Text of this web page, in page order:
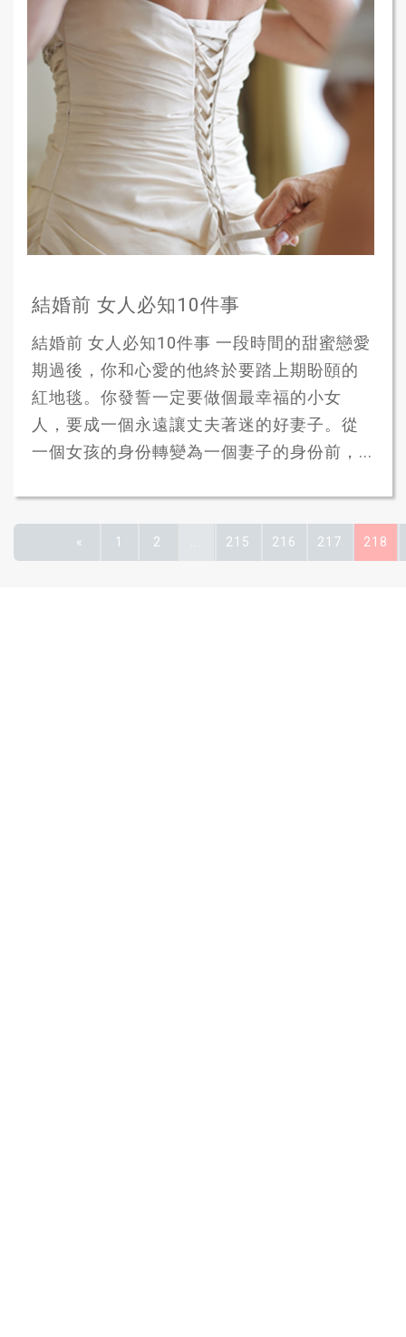
結婚前 女人必知10件事
結婚前 女人必知10件事 一段時間的甜蜜戀愛
期過後，你和心愛的他終於要踏上期盼頤的
紅地毯。你發誓一定要做個最幸福的小女
人，要成一個永遠讓丈夫著迷的好妻子。從
一個女孩的身份轉變為一個妻子的身份前，...
« 1 2 215 216 217 218